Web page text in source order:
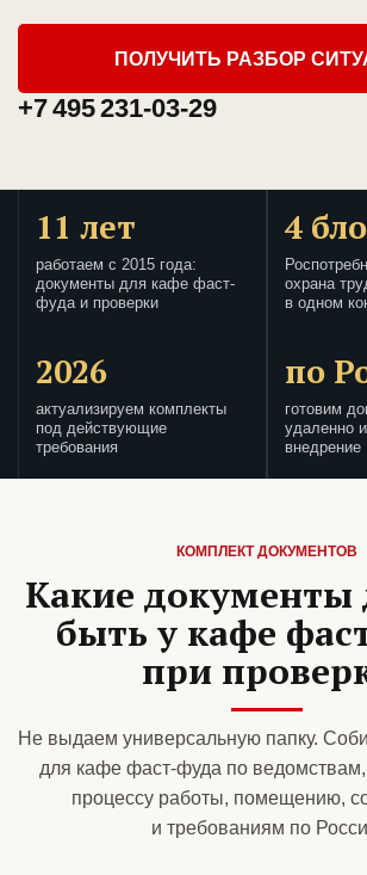
ПОЛУЧИТЬ РАЗБОР
+7 495 231-03-29
11 лет
работаем с 2015 года:
документы для кафе фаст-
фуда и проверки
4
охрана
в одном
2026
актуализируем комплекты
под действующие
требования
по
готовим
удаленно
внедрение
КОМПЛЕКТ ДОКУМЕНТОВ
Какие
быть у кафе
при
Не выдаем универсальную папку.
для кафе фаст-фуда по
процессу работы, помещению,
и требованиям по